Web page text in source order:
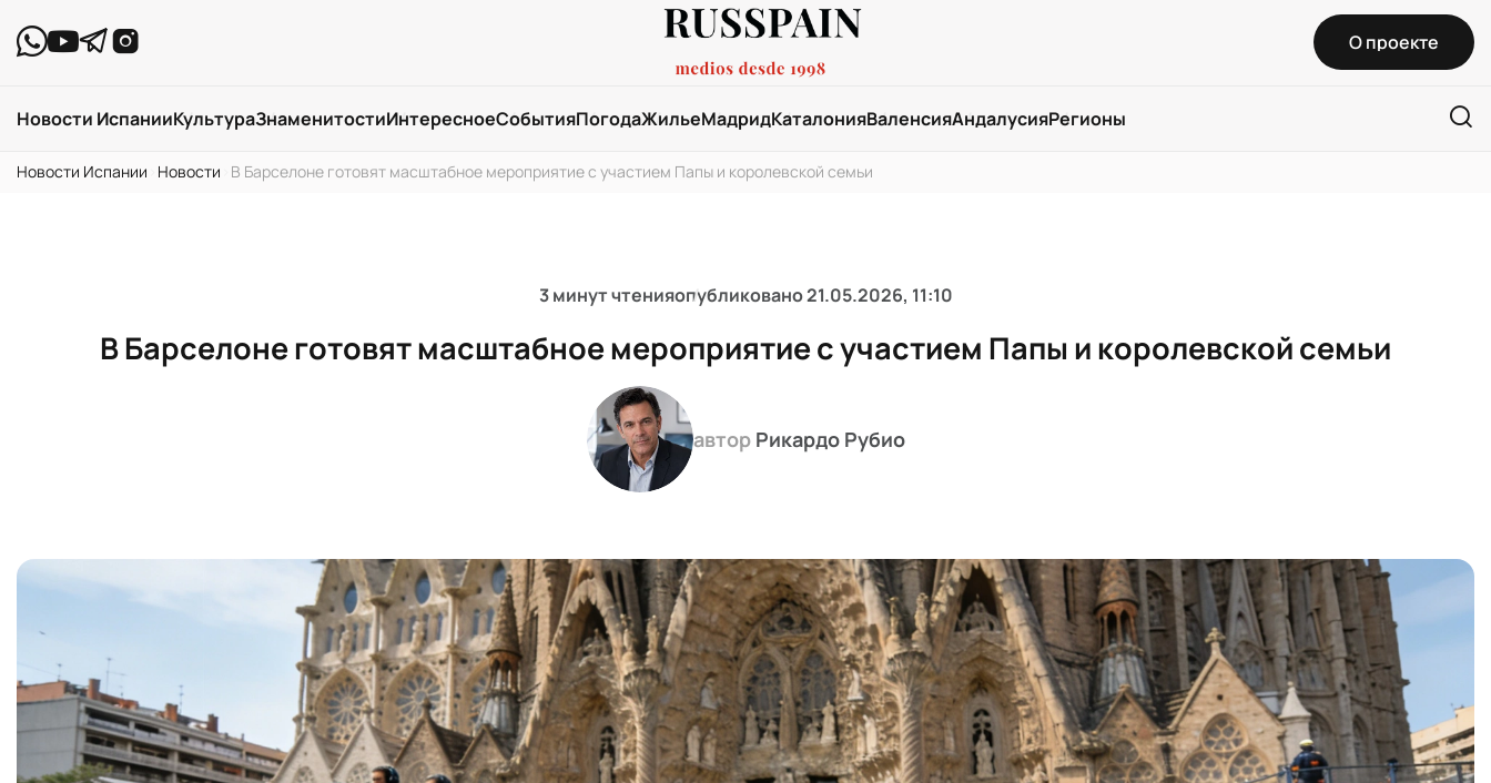
О проекте
Новости ИспанииКультураЗнаменитостиИнтересноеСобытияПогодаЖильеМадридКаталонияВаленсияАндалусияРегионы
Новости Испании Новости В Барселоне готовят масштабное мероприятие с участием Папы и королевской семьи
3 минут чтенияопубликовано21.05.2026, 11:10
В Барселоне готовят масштабное мероприятие с участием Папы и королевской семьи
автор Рикардо Рубио